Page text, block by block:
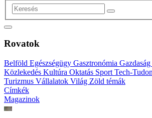
Rovatok
Belföld Egészségügy Gasztronómia Gazdaság
Közlekedés Kultúra Oktatás Sport Tech-
Turizmus Vállalatok Világ Zöld témák
Címkék
Magazinok